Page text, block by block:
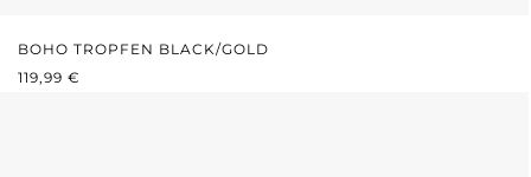
BOHO TROPFEN BLACK/GOLD
REGULÄRER PREIS:
119,99 €